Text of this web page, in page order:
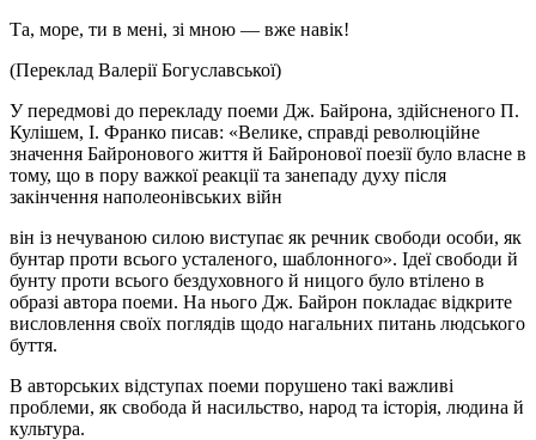
Та, море, ти в мені, зі мною — вже навік!
(Переклад Валерії Богуславської)
У передмові до перекладу поеми Дж. Байрона, здійсненого П.
Кулішем, І. Франко писав: «Велике, справді революційне
значення Байронового життя й Байронової поезії було власне в
тому, що в пору важкої реакції та занепаду духу після
закінчення наполеонівських війн
він із нечуваною силою виступає як речник свободи особи, як
бунтар проти всього усталеного, шаблонного». Ідеї свободи й
бунту проти всього бездуховного й ницого було втілено в
образі автора поеми. На нього Дж. Байрон покладає відкрите
висловлення своїх поглядів щодо нагальних питань людського
буття.
В авторських відступах поеми порушено такі важливі
проблеми, як свобода й насильство, народ та історія, людина й
культура.